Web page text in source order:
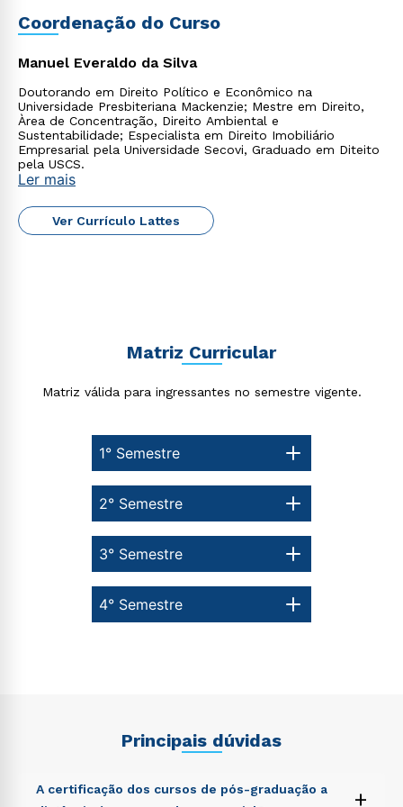
Coordenação do Curso
Manuel Everaldo da Silva
Doutorando em Direito Político e Econômico na
Universidade Presbiteriana Mackenzie; Mestre em Direito,
Àrea de Concentração, Direito Ambiental e
Sustentabilidade; Especialista em Direito Imobiliário
Empresarial pela Universidade Secovi, Graduado em Diteito
pela USCS.
Ler mais
Ver Currículo Lattes
Matriz Curricular
Matriz válida para ingressantes no semestre vigente.
1° Semestre
4° Semestre
3° Semestre
2° Semestre
Principais dúvidas
A certificação dos cursos de pós-graduação a
+
Estou de acordo com a Política de Privacidade.
autorizo que meus dados sejam utilizados para o